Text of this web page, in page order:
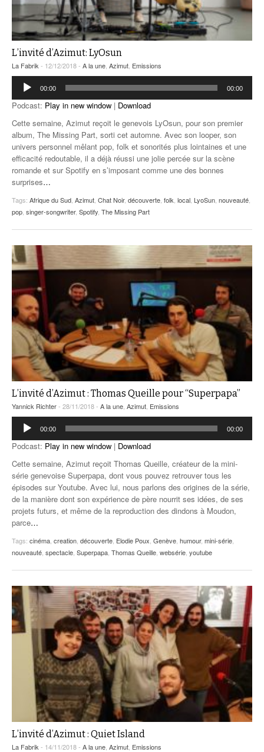
L’invité d’Azimut: LyOsun
La Fabrik- 12/12/2018 - A la une, Azimut, Emissions
Lecteur
audio
00:00 00:00
Podcast: Play in new window | Download
Cette semaine, Azimut reçoit le genevois LyOsun, pour son premier
album, The Missing Part, sorti cet automne. Avec son looper, son
univers personnel mêlant pop, folk et sonorités plus lointaines et une
efficacité redoutable, il a déjà réussi une jolie percée sur la scène
romande et sur Spotify en s’imposant comme une des bonnes
surprises…
Tags: Afrique du Sud, Azimut, Chat Noir, découverte, folk, local, LyoSun, nouveauté,
pop, singer-songwriter, Spotify, The Missing Part
L’invité d’Azimut : Thomas Queille pour “Superpapa”
Yannick Richter- 28/11/2018 - A la une Azimut Emissions
Lecteur
audio
00:00 00:00
Podcast: Play in new window | Download
Cette semaine, Azimut reçoit Thomas Queille, créateur de la mini-
série genevoise Superpapa, dont vous pouvez retrouver tous les
épisodes sur Youtube. Avec lui, nous parlons des origines de la série,
de la manière dont son expérience de père nourrit ses idées, de ses
projets futurs, et même de la reproduction des dindons à Moudon,
parce…
Tags: cinéma creation découverte Elodie Poux Genève humour, mini-série
nouveauté spectacle Superpapa Thomas Queille websérie youtube
L’invité d’Azimut : Quiet Island
La Fabrik - 14/11/2018 - A la une Azimut Emissions